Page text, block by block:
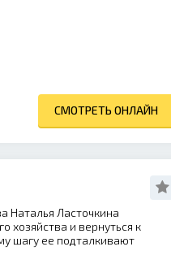
СМОТРЕТЬ ОНЛАЙН
Наталья Ласточкина
хозяйства и вернуться к
шагу ее подталкивают